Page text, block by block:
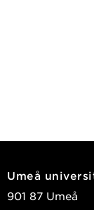
Umeå
901 87 Umeå